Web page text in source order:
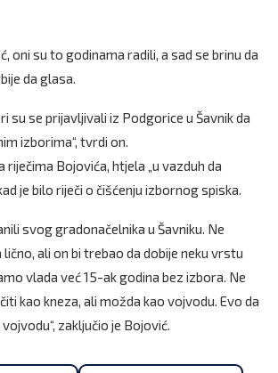
oni su to godinama radili, a sad se brinu da
da glasa.
su se prijavljivali iz Podgorice u Šavnik da
izborima“, tvrdi on.
riječima Bojovića, htjela „u vazduh da
je bilo riječi o čišćenju izbornog spiska.
svog gradonačelnika u Šavniku. Ne
ali on bi trebao da dobije neku vrstu
vlada već 15-ak godina bez izbora. Ne
kao kneza, ali možda kao vojvodu. Evo da
zaključio je Bojović.